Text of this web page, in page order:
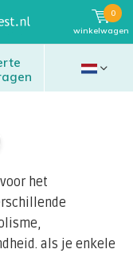
winkelwagen
0
het
als je enkele